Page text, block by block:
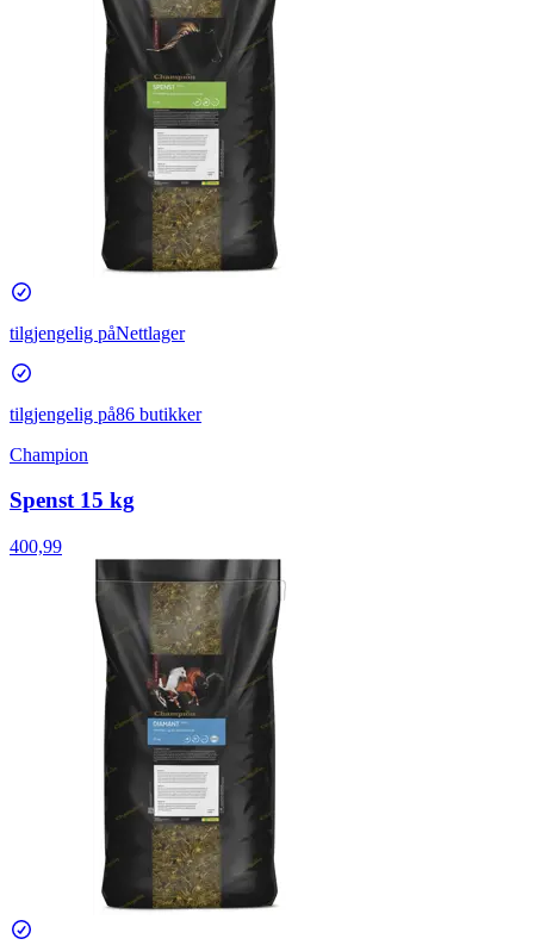
tilgjengelig påNettlager
tilgjengelig på86 butikker
Champion
Spenst 15 kg
400,99